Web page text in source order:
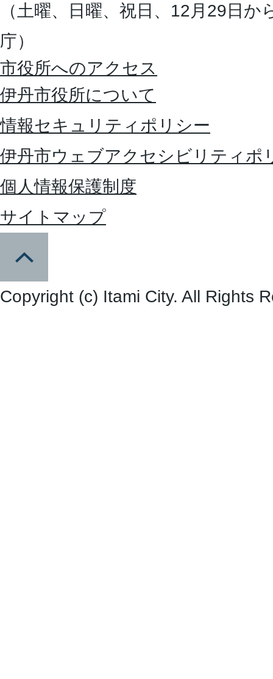
（土曜、日曜、祝日、12月29日
庁）
市役所へのアクセス
伊丹市役所について
情報セキュリティポリシー
伊丹市ウェブアクセシビリティポ
個人情報保護制度
サイトマップ
Copyright (c) Itami City. All Rights